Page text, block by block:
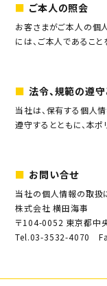
ご本人の照会
お客さまがご本人の個
には、ご本人であること
法令、規範の遵
当社は、保有する個人
遵守するとともに、本
お問い合せ
当社の個人情報の取扱
株式会社 横田海事
〒104-0052 東京都中
Tel.03-3532-4070